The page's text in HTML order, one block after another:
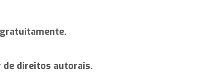
de direitos autorais.